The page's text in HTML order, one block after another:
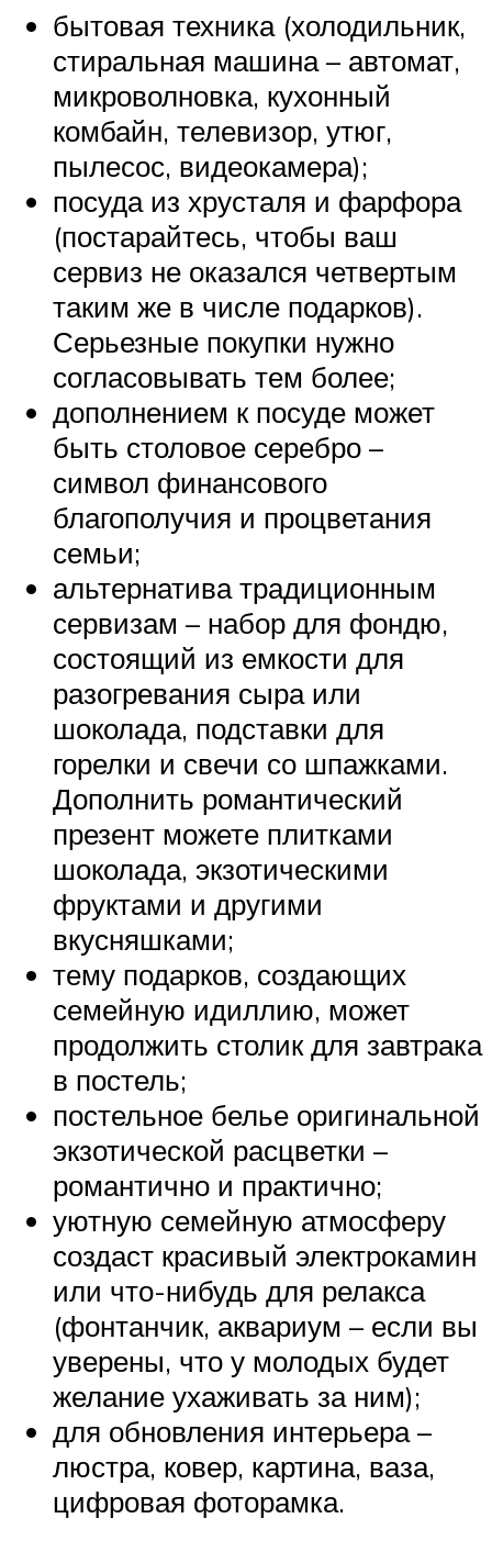
бытовая техника (холодильник,
стиральная машина – автомат,
микроволновка, кухонный
комбайн, телевизор, утюг,
пылесос, видеокамера);
посуда из хрусталя и фарфора
(постарайтесь, чтобы ваш
сервиз не оказался четвертым
таким же в числе подарков).
Серьезные покупки нужно
согласовывать тем более;
дополнением к посуде может
быть столовое серебро –
символ финансового
благополучия и процветания
семьи;
альтернатива традиционным
сервизам – набор для фондю,
состоящий из емкости для
разогревания сыра или
шоколада, подставки для
горелки и свечи со шпажками.
Дополнить романтический
презент можете плитками
шоколада, экзотическими
фруктами и другими
вкусняшками;
тему подарков, создающих
семейную идиллию, может
продолжить столик для завтрака
в постель;
постельное белье оригинальной
экзотической расцветки –
романтично и практично;
уютную семейную атмосферу
создаст красивый электрокамин
или что-нибудь для релакса
(фонтанчик, аквариум – если вы
уверены, что у молодых будет
желание ухаживать за ним);
для обновления интерьера –
люстра, ковер, картина, ваза,
цифровая фоторамка.